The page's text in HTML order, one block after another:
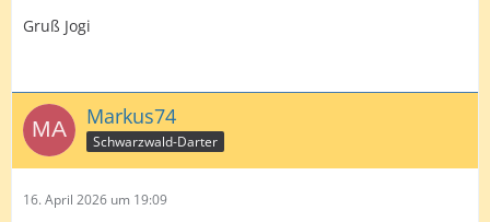
Gruß Jogi
Markus74
Schwarzwald-Darter
16. April 2026 um 19:09